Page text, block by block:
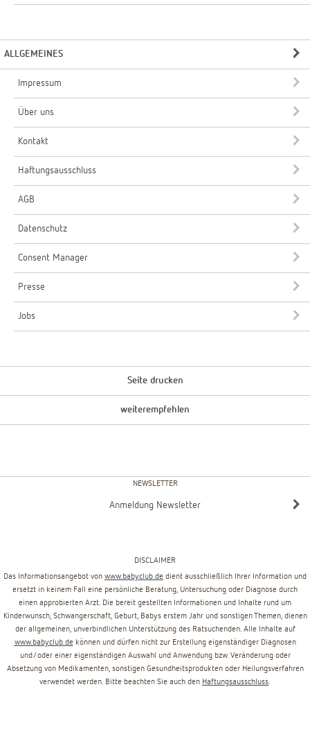
ALLGEMEINES
Impressum
Über uns
Kontakt
Haftungsausschluss
AGB
Datenschutz
Consent Manager
Presse
Jobs
Seite drucken
weiterempfehlen
NEWSLETTER
Anmeldung Newsletter
DISCLAIMER
Das Informationsangebot von www.babyclub.de dient ausschließlich Ihrer Information und
ersetzt in keinem Fall eine persönliche Beratung, Untersuchung oder Diagnose durch
einen approbierten Arzt. Die bereit gestellten Informationen und Inhalte rund um
Kinderwunsch, Schwangerschaft, Geburt, Babys erstem Jahr und sonstigen Themen, dienen
der allgemeinen, unverbindlichen Unterstützung des Ratsuchenden. Alle Inhalte auf
www.babyclub.de können und dürfen nicht zur Erstellung eigenständiger Diagnosen
und/oder einer eigenständigen Auswahl und Anwendung bzw. Veränderung oder
Absetzung von Medikamenten, sonstigen Gesundheitsprodukten oder Heilungsverfahren
verwendet werden. Bitte beachten Sie auch den Haftungsausschluss.